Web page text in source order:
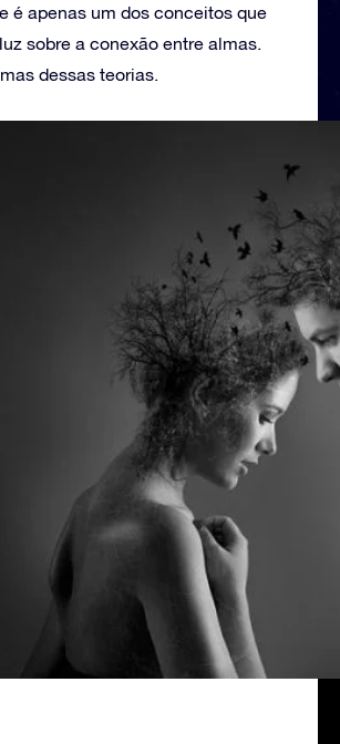
é apenas um dos conceitos que
sobre a conexão entre almas.
dessas teorias.